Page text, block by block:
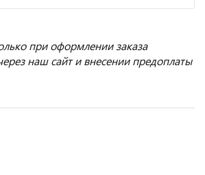
при оформлении заказа
наш сайт и внесении предоплаты